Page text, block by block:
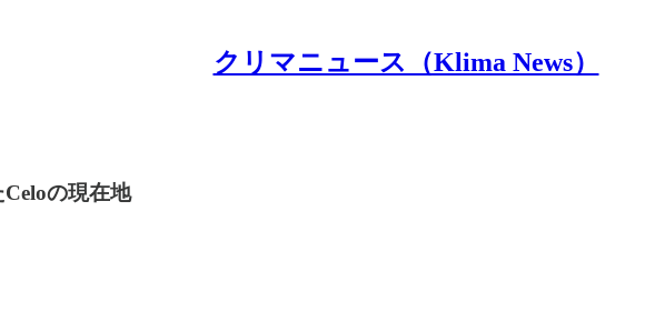
クリマニュース（Klima News）
の現在地